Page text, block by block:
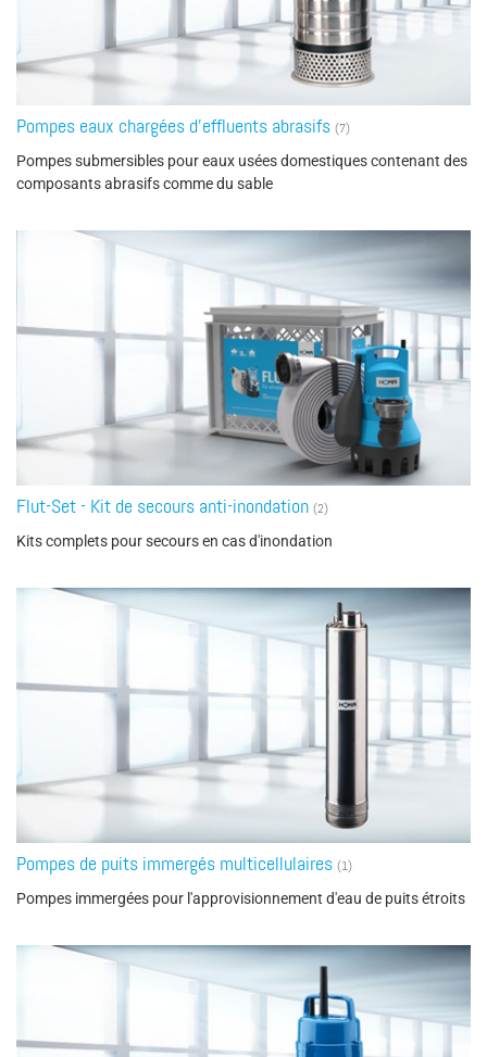
Pompes eaux chargées d’effluents abrasifs (7)
Pompes submersibles pour eaux usées domestiques contenant des
composants abrasifs comme du sable
Flut-Set - Kit de secours anti-inondation (2)
Kits complets pour secours en cas d'inondation
Pompes de puits immergés multicellulaires (1)
Pompes immergées pour l'approvisionnement d'eau de puits étroits